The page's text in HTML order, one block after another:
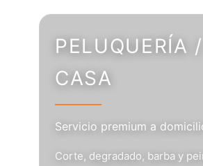
PELUQUERÍA
CASA
Servicio premium a
Corte, degradado, barba y